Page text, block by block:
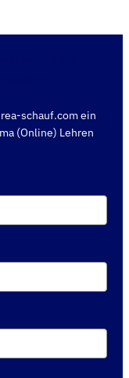
schauf.com ein
(Online) Lehren